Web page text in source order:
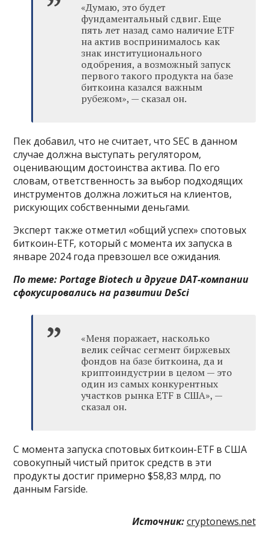
«Думаю, это будет
фундаментальный сдвиг. Еще
пять лет назад само наличие ETF
на актив воспринималось как
знак институционального
одобрения, а возможный запуск
первого такого продукта на базе
биткоина казался важным
рубежом», — сказал он.
Пек добавил, что не считает, что SEC в данном
случае должна выступать регулятором,
оценивающим достоинства актива. По его
словам, ответственность за выбор подходящих
инструментов должна ложиться на клиентов,
рискующих собственными деньгами.
Эксперт также отметил «общий успех» спотовых
биткоин-ETF, который с момента их запуска в
январе 2024 года превзошел все ожидания.
По теме:Portage Biotech и другие DAT-компании
сфокусировались на развитии DeSci
«Меня поражает, насколько
велик сейчас сегмент биржевых
фондов на базе биткоина, да и
криптоиндустрии в целом — это
один из самых конкурентных
участков рынка ETF в США», —
сказал он.
С момента запуска спотовых биткоин-ETF в США
совокупный чистый приток средств в эти
продукты достиг примерно $58,83 млрд, по
данным Farside.
Источник: cryptonews.net